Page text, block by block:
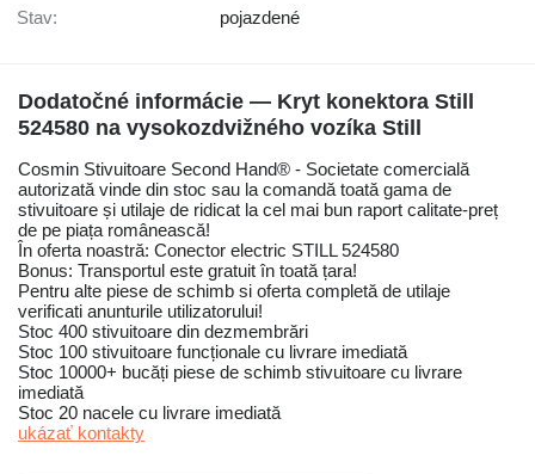
Stav: pojazdené
Dodatočné informácie — Kryt konektora Still
524580 na vysokozdvižného vozíka Still
Cosmin Stivuitoare Second Hand® - Societate comercială
autorizată vinde din stoc sau la comandă toată gama de
stivuitoare și utilaje de ridicat la cel mai bun raport calitate-preț
de pe piața românească!
În oferta noastră: Conector electric STILL 524580
Bonus: Transportul este gratuit în toată țara!
Pentru alte piese de schimb si oferta completă de utilaje
verificati anunturile utilizatorului!
Stoc 400 stivuitoare din dezmembrări
Stoc 100 stivuitoare funcționale cu livrare imediată
Stoc 10000+ bucăți piese de schimb stivuitoare cu livrare
imediată
Stoc 20 nacele cu livrare imediată
ukázať kontakty